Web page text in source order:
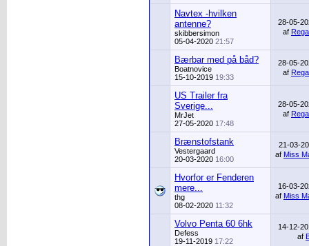
Navtex -hvilken
antenne?
skibbersimon
05-04-2020 21:57
28-05-
af
Bærbar med på båd?
Boatnovice
15-10-2019 19:33
28-05-
af
US Trailer fra
Sverige...
MrJet
27-05-2020 17:48
28-05-
af
Brænstofstank
Vestergaard
20-03-2020 16:00
21-03-
af Miss
Hvorfor er Fenderen
mere...
thg
08-02-2020 11:32
16-03-
af Miss
Volvo Penta 60 6hk
Defess
19-11-2019 17:22
14-12-
af